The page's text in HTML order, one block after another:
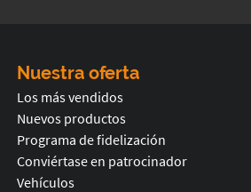
Nuestra oferta
Los más vendidos
Nuevos productos
Programa de fidelización
Conviértase en patrocinador
Vehículos